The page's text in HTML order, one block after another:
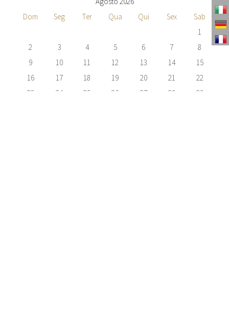
Dom
Seg Ter Qua Qui Sex
Sab
1
2
3 4 5 6 7
8
9
10 11 12 13 14
15
16
17 18 19 20 21
22
23
24 25 26 27 28
29